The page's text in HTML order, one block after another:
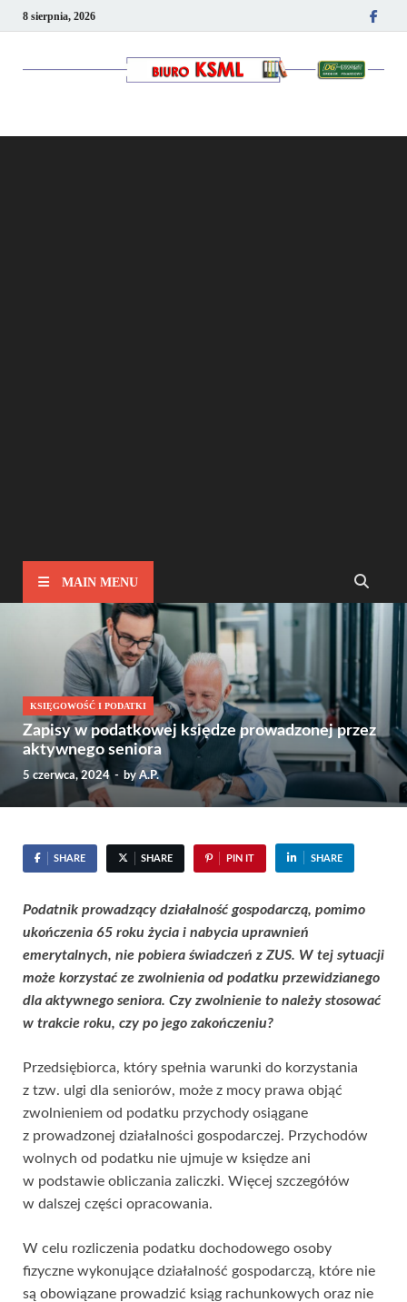
8 sierpnia, 2026
MAIN MENU
KSIĘGOWOŚĆ I PODATKI
Zapisy w podatkowej księdze prowadzonej przez
aktywnego seniora
5 czerwca, 2024 - byA.P.
SHARE SHARE PIN IT SHARE
Podatnik prowadzący działalność gospodarczą, pomimo
ukończenia 65 roku życia i nabycia uprawnień
emerytalnych, nie pobiera świadczeń z ZUS. W tej sytuacji
może korzystać ze zwolnienia od podatku przewidzianego
dla aktywnego seniora. Czy zwolnienie to należy stosować
w trakcie roku, czy po jego zakończeniu?
Przedsiębiorca, który spełnia warunki do korzystania
z tzw. ulgi dla seniorów, może z mocy prawa objąć
zwolnieniem od podatku przychody osiągane
z prowadzonej działalności gospodarczej. Przychodów
wolnych od podatku nie ujmuje w księdze ani
w podstawie obliczania zaliczki. Więcej szczegółów
w dalszej części opracowania.
W celu rozliczenia podatku dochodowego osoby
fizyczne wykonujące działalność gospodarczą, które nie
są obowiązane prowadzić ksiąg rachunkowych oraz nie